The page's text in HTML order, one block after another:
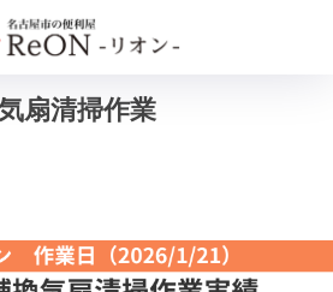
掃除クリーニングの作業実績
扇清掃作業